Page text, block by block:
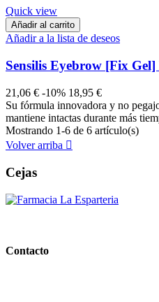
Quick view
Añadir al carrito
Añadir a la lista de deseos
Sensilis Eyebrow [Fix
21,06 € -10% 18,95 €
Su fórmula innovadora y no
mantiene intactas durante más
Mostrando 1-6 de 6 artículo(s)
Volver arriba 
Cejas
Contacto